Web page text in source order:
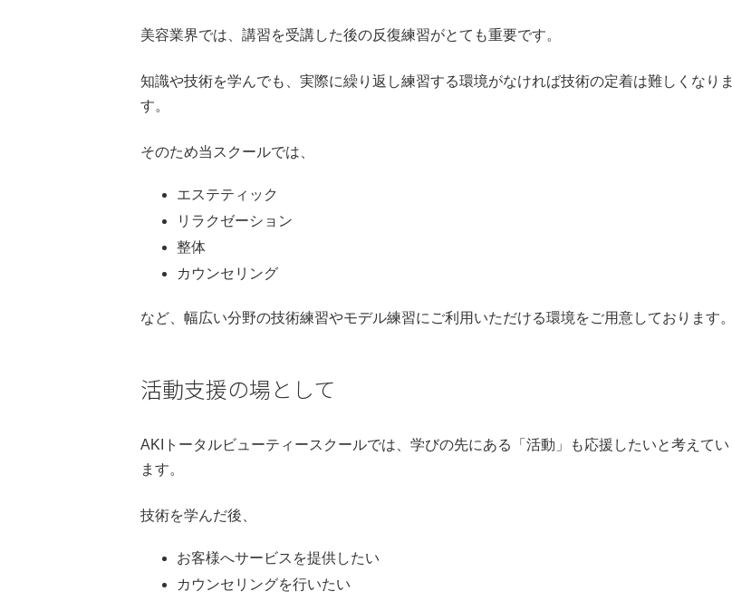
美容業界では、講習を受講した後の反復練習がとても重要です。
知識や技術を学んでも、実際に繰り返し練習する環境がなければ技術の定着は難しくなりま
す。
そのため当スクールでは、
エステティック
リラクゼーション
整体
カウンセリング
など、幅広い分野の技術練習やモデル練習にご利用いただける環境をご用意しております。
活動支援の場として
AKIトータルビューティースクールでは、学びの先にある「活動」も応援したいと考えてい
ます。
技術を学んだ後、
お客様へサービスを提供したい
カウンセリングを行いたい